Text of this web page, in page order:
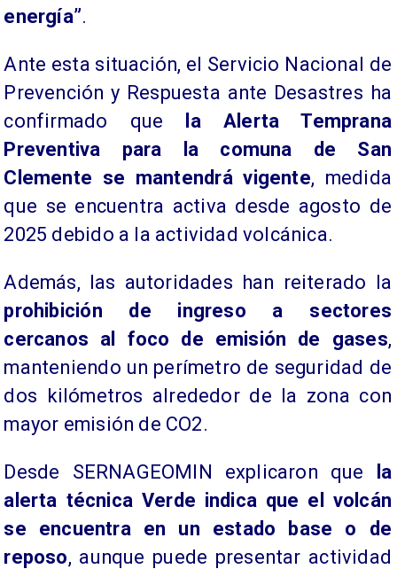
energía”.
Ante esta situación, el Servicio Nacional de
Prevención y Respuesta ante Desastres ha
confirmado que
la Alerta Temprana
Preventiva para la comuna de San
Clemente se mantendrá vigente, medida
que se encuentra activa desde agosto de
2025 debido a la actividad volcánica.
Además, las autoridades han reiterado la
prohibición de ingreso a sectores
cercanos al foco de emisión de gases,
manteniendo un perímetro de seguridad de
dos kilómetros alrededor de la zona con
mayor emisión de CO2.
Desde SERNAGEOMIN explicaron que
la
alerta técnica Verde indica que el volcán
se encuentra en un estado base o de
reposo, aunque puede presentar actividad